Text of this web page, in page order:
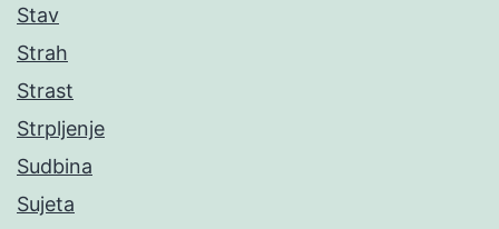
Stav
Strah
Strast
Strpljenje
Sudbina
Sujeta